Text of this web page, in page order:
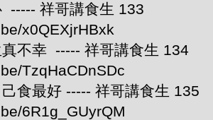
----- 祥哥講食生 133
x0QEXjrHBxk
不幸 ----- 祥哥講食生 134
TzqHaCDnSDc
食最好 ----- 祥哥講食生 135
6R1g_GUyrQM